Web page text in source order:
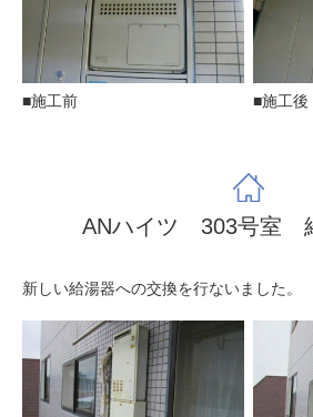
■施工前 ■施工後
ANハイツ 303号室
新しい給湯器への交換を行ないました。